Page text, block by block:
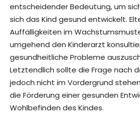
entscheidender Bedeutung, um
sich das Kind gesund entwickelt.
Auffälligkeiten im
umgehend den Kinderarzt
gesundheitliche Probleme
Letztendlich sollte die Frage nach
jedoch nicht im Vordergrund
die Förderung einer gesunden
Wohlbefinden des Kindes.